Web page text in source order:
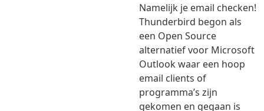
Namelijk je email checken!
Thunderbird begon als
een Open Source
alternatief voor Microsoft
Outlook waar een hoop
email clients of
programma’s zijn
gekomen en gegaan is